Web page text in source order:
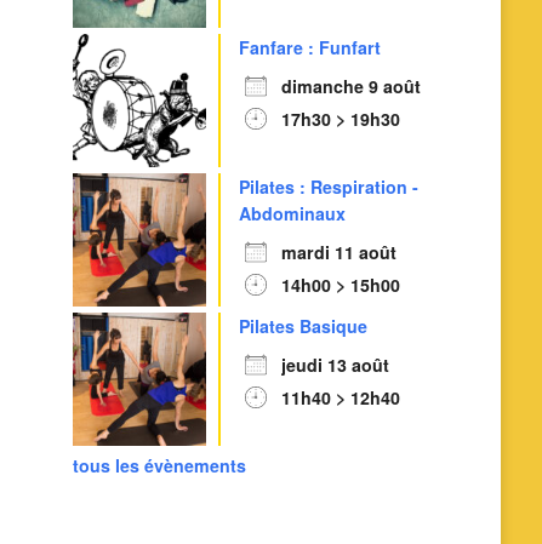
Fanfare : Funfart
dimanche 9 août
17h30 > 19h30
Pilates : Respiration -
Abdominaux
mardi 11 août
14h00 > 15h00
Pilates Basique
jeudi 13 août
11h40 > 12h40
tous les évènements